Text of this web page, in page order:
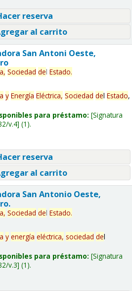
reserva
al carrito
San Antoni Oeste,
Sociedad del Estado.
y Energía Eléctrica, Sociedad del Estado,
para préstamo: Signatura
v.4 (1).
reserva
al carrito
San Antonio Oeste,
Sociedad del Estado.
y energía eléctrica, sociedad del
para préstamo: Signatura
v.3 (1).